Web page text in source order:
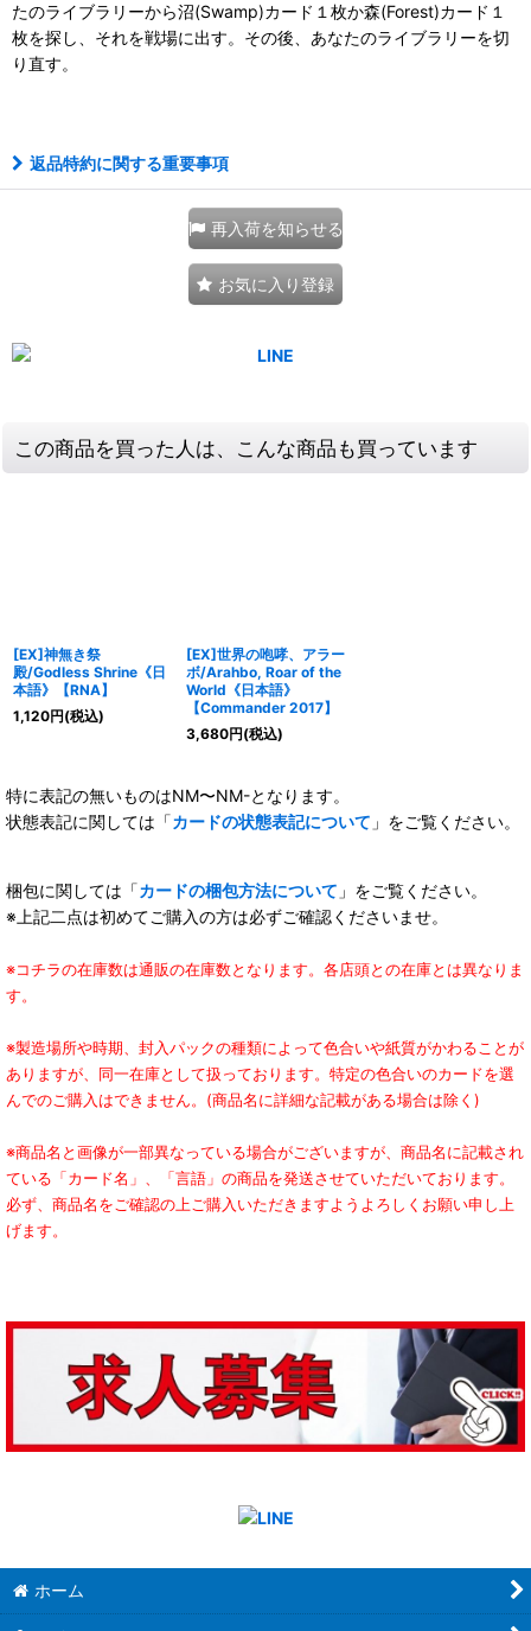
たのライブラリーから沼(Swamp)カード１枚か森(Forest)カード１
枚を探し、それを戦場に出す。その後、あなたのライブラリーを切
り直す。
返品特約に関する重要事項
再入荷を知らせる
お気に入り登録
この商品を買った人は、こんな商品も買っています
[EX]神無き祭
殿/Godless Shrine《日
本語》【RNA】
1,120円(税込)
[EX]世界の咆哮、アラー
ボ/Arahbo, Roar of the
World《日本語》
【Commander 2017】
3,680円(税込)
特に表記の無いものはNM〜NM-となります。
状態表記に関しては「カードの状態表記について 」をご覧ください。
梱包に関しては「カードの梱包方法について 」をご覧ください。
※上記二点は初めてご購入の方は必ずご確認くださいませ。
※コチラの在庫数は通販の在庫数となります。各店頭との在庫とは異なりま
す。
※製造場所や時期、封入パックの種類によって色合いや紙質がかわることが
ありますが、同一在庫として扱っております。特定の色合いのカードを選
んでのご購入はできません。(商品名に詳細な記載がある場合は除く)
※商品名と画像が一部異なっている場合がございますが、商品名に記載され
ている「カード名」、「言語」の商品を発送させていただいております。
必ず、商品名をご確認の上ご購入いただきますようよろしくお願い申し上
げます。
ホーム